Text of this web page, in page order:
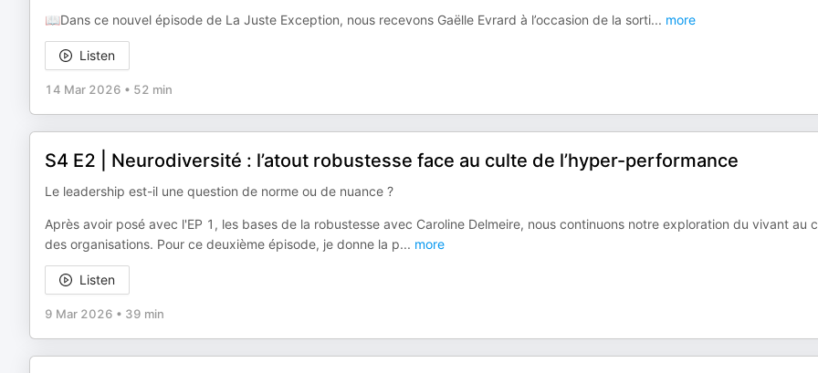
📖Dans ce nouvel épisode de La Juste Exception, nous recevons Gaëlle Evrard à l’occasion de la sorti... more
Listen
14 Mar 2026 • 52 min
S4 E2 | Neurodiversité : l’atout robustesse face au culte de l’hyper-performance
Le leadership est-il une question de norme ou de nuance ?
Après avoir posé avec l'EP 1, les bases de la robustesse avec Caroline Delmeire, nous continuons notre exploration du vivant au
des organisations. Pour ce deuxième épisode, je donne la p... more
Listen
9 Mar 2026 • 39 min